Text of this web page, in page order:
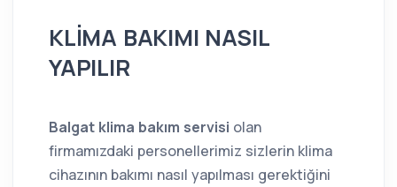
KLİMA BAKIMI NASIL
YAPILIR
Balgat klima bakım servisi olan
firmamızdaki personellerimiz sizlerin klima
cihazının bakımı nasıl yapılması gerektiğini